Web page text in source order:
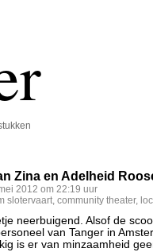
Zina en Adelheid
2012 om 22:19 uur
slotervaart, community theater,
neerbuigend. Alsof de
van Tanger in
is er van minzaamheid